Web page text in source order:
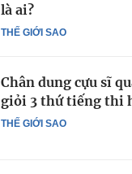
THẾ GIỚI SAO
là ai?
THẾ GIỚI SAO
Chân dung cựu sĩ
giỏi 3 thứ tiếng thi